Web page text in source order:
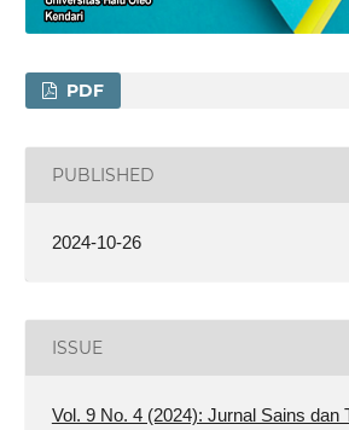
PDF
PUBLISHED
2024-10-26
ISSUE
Vol. 9 No. 4 (2024): Jurnal Sains dan